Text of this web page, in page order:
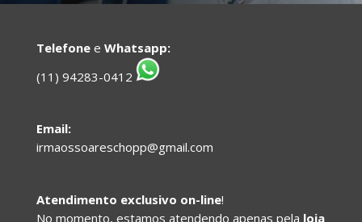
Telefonee Whatsapp:
(11) 94283-0412
Email:
irmaossoareschopp@gmail.com
Atendimento exclusivo on-line!
No momento, estamos atendendo apenas pela loja